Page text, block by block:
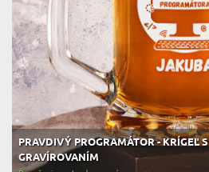
PRAVDIVÝ PROGRAMÁTOR - KRÍGEĽ S
GRAVÍROVANÍM